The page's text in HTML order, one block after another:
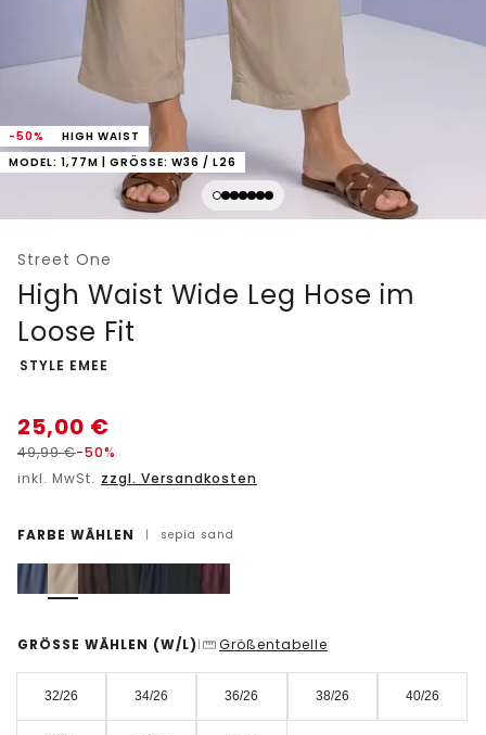
-50%
HIGH WAIST
MODEL: 1,77M | GRÖSSE: W36 / L26
Street One
High Waist Wide Leg Hose im
Loose Fit
-
STYLE EMEE
25,00 €
49,99€-50%
inkl. MwSt. zzgl. Versandkosten
FARBE WÄHLEN | sepia sand
GRÖSSE WÄHLEN (W/L) | Größentabelle
32/26 34/26 36/26 38/26 40/26